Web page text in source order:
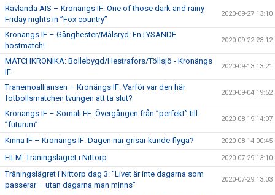
Rävlanda AIS – Kronängs IF: One of those dark and rainy
Friday nights in ”Fox country”
2020-09-27 13:10
Kronängs IF – Gånghester/Målsryd: En LYSANDE
höstmatch!
2020-09-22 23:12
MATCHKRÖNIKA: Bollebygd/Hestrafors/Töllsjö - Kronängs
IF
2020-09-13 13:21
Tranemoalliansen – Kronängs IF: Varför var den här
fotbollsmatchen tvungen att ta slut?
2020-09-04 19:52
Kronängs IF – Somali FF: Övergången från ”perfekt” till
”futurum”
2020-08-19 14:07
Kinna IF – Kronängs IF: Dagen när grisar kunde flyga? 2020-08-14 00:45
FILM: Träningslägret i Nittorp 2020-07-29 13:10
Träningslägret i Nittorp dag 3: ”Livet är inte dagarna som
passerar – utan dagarna man minns”
2020-07-29 13:03